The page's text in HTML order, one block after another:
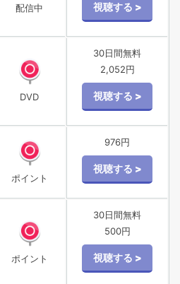
配信中
DVD
30日間無料
2,052円
ポイント
976円
ポイント
30日間無料
500円